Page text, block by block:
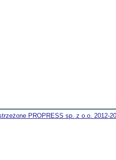
PROPRESS sp. z o.o. 2012-